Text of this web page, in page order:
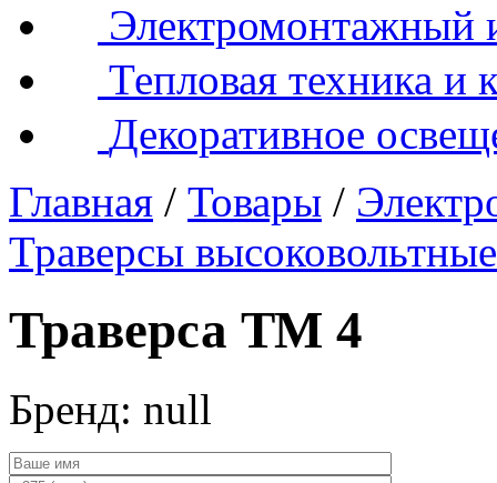
Электромонтажный
Тепловая техника и
Декоративное
Главная / Товары /
Траверсы
Траверса ТМ 4
Бренд: null